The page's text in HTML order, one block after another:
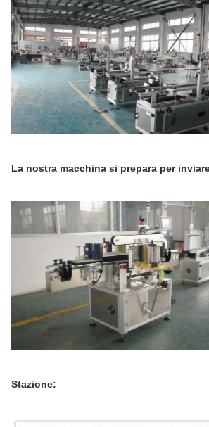
La nostra macchina si prepara per
Stazione: